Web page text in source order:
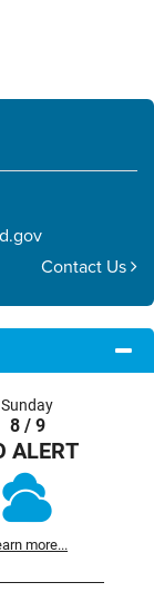
Contact Us
Sunday
8 / 9
ALERT
more...